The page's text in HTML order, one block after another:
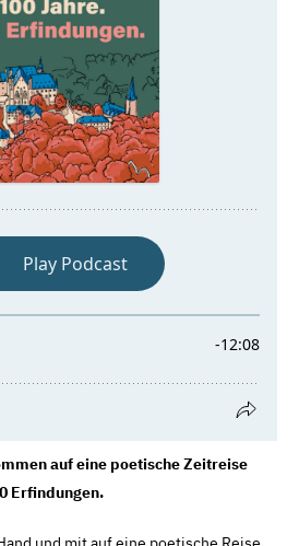
auf eine poetische Zeitreise
Erfindungen.